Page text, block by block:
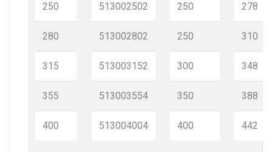
250
280
315
355
400
513002502
513002802
513003152
513003554
513004004
250
250
300
350
400
278
310
348
388
442